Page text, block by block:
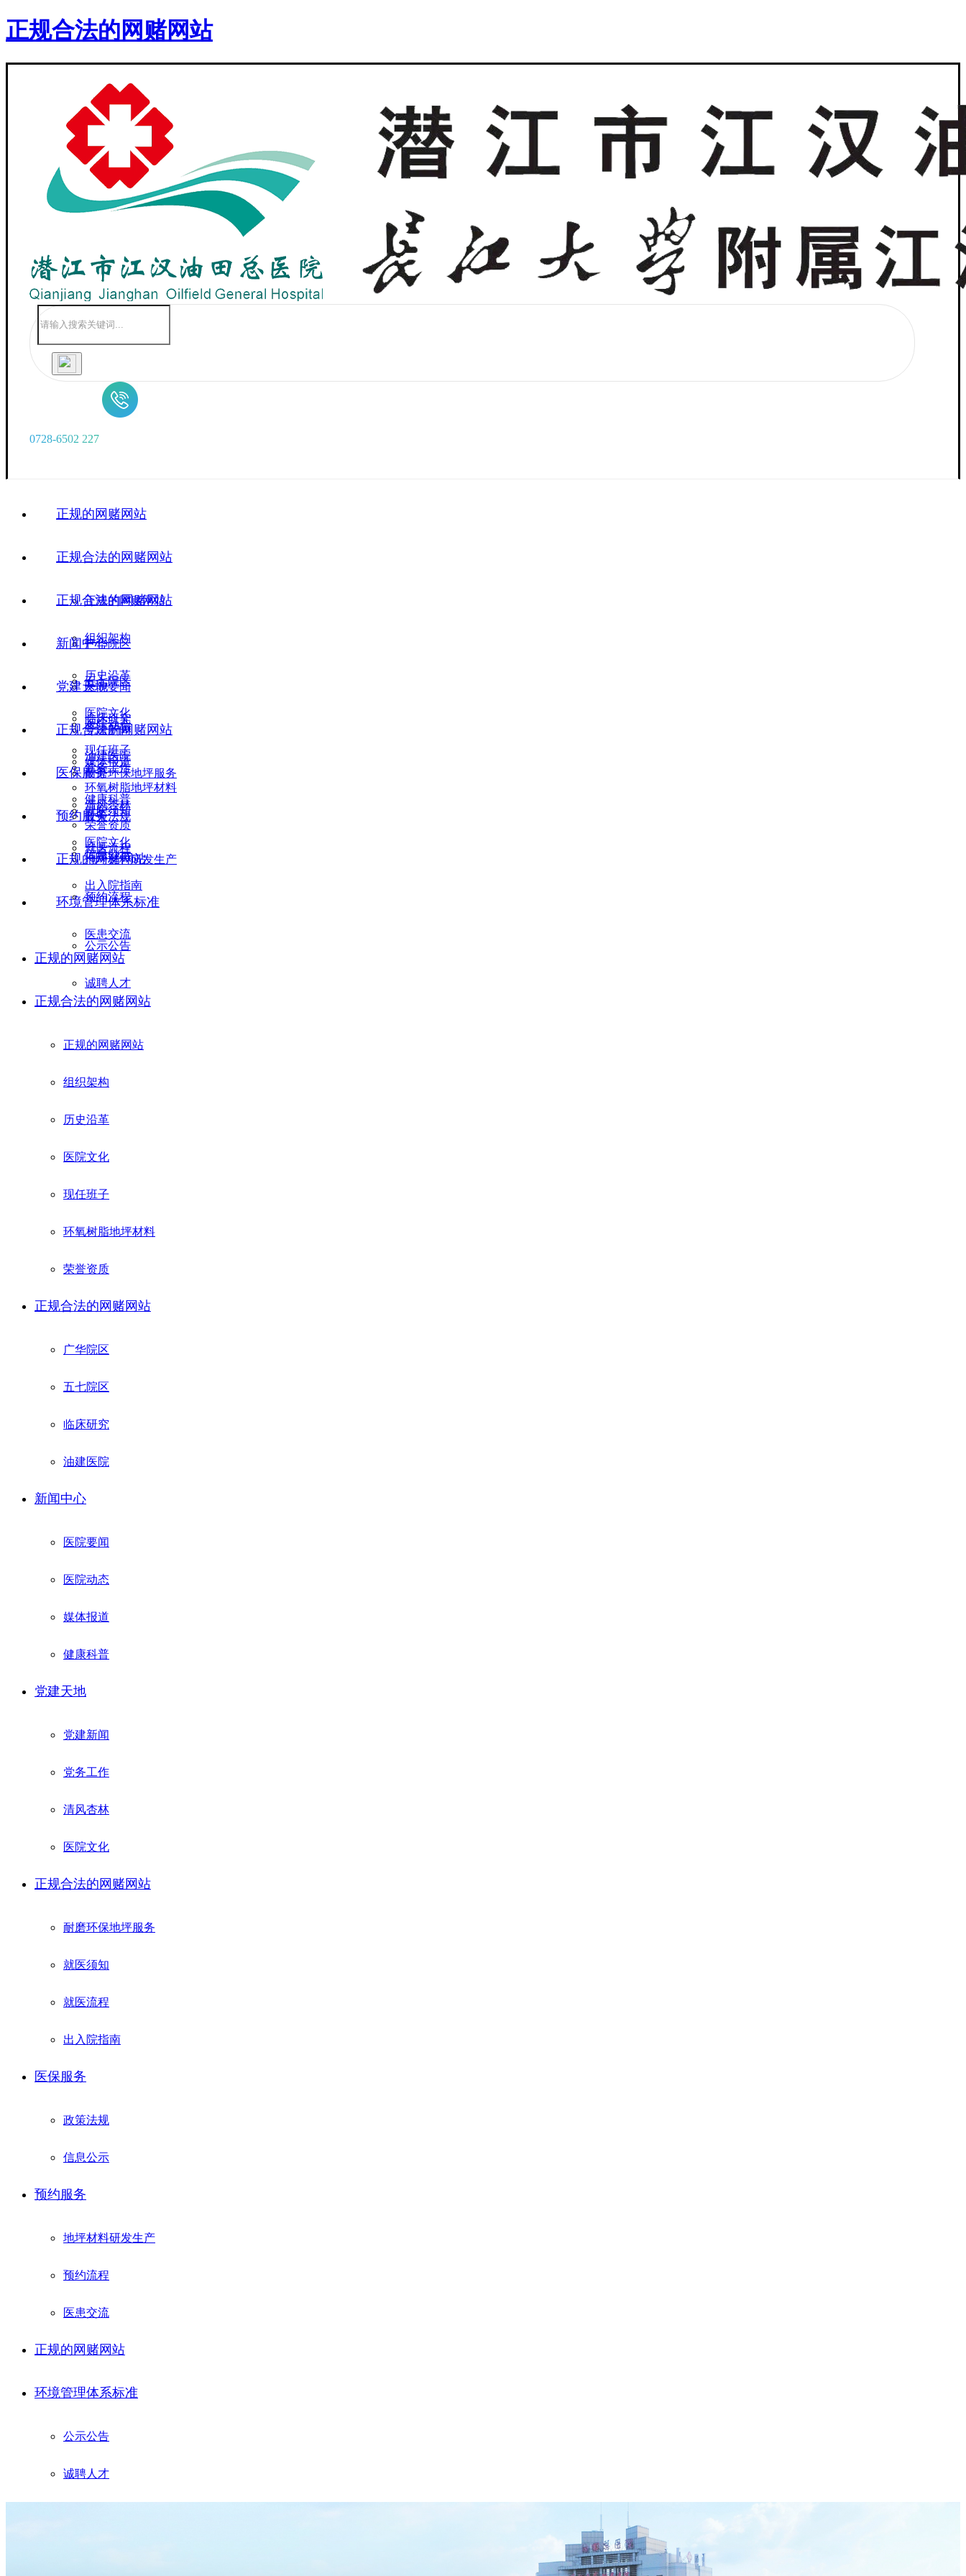
正规合法的网赌网站
0728-6502 227
正规的网赌网站
正规合法的网赌网站
正规的网赌网站
组织架构
历史沿革
医院文化
现任班子
环氧树脂地坪材料
荣誉资质
正规合法的网赌网站
广华院区
五七院区
临床研究
油建医院
新闻中心
医院要闻
医院动态
媒体报道
健康科普
党建天地
党建新闻
党务工作
清风杏林
医院文化
正规合法的网赌网站
耐磨环保地坪服务
就医须知
就医流程
出入院指南
医保服务
政策法规
信息公示
预约服务
地坪材料研发生产
预约流程
医患交流
正规的网赌网站
环境管理体系标准
公示公告
诚聘人才
正规的网赌网站
正规合法的网赌网站
正规的网赌网站
组织架构
历史沿革
医院文化
现任班子
环氧树脂地坪材料
荣誉资质
正规合法的网赌网站
广华院区
五七院区
临床研究
油建医院
新闻中心
医院要闻
医院动态
媒体报道
健康科普
党建天地
党建新闻
党务工作
清风杏林
医院文化
正规合法的网赌网站
耐磨环保地坪服务
就医须知
就医流程
出入院指南
医保服务
政策法规
信息公示
预约服务
地坪材料研发生产
预约流程
医患交流
正规的网赌网站
环境管理体系标准
公示公告
诚聘人才